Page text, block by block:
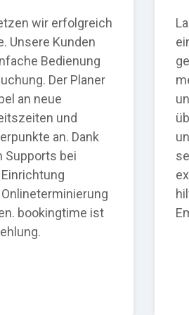
wir erfolgreich
Unsere Kunden
Bedienung
Der Planer
an neue
und
an. Dank
Supports bei
bookingtime ist